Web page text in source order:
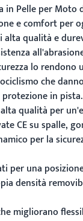
in Pelle per Moto
e comfort per
alta qualità e
lo
che
in pista.
qualità per
CE su spalle,
per la
per una
densità
migliorano